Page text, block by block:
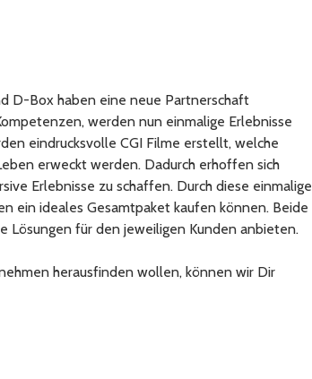
D-Box haben eine neue Partnerschaft
werden nun einmalige Erlebnisse
eindrucksvolle CGI Filme erstellt, welche
erweckt werden. Dadurch erhoffen sich
Erlebnisse zu schaffen. Durch diese einmalige
ein ideales Gesamtpaket kaufen können. Beide
Lösungen für den jeweiligen Kunden anbieten.
herausfinden wollen, können wir Dir